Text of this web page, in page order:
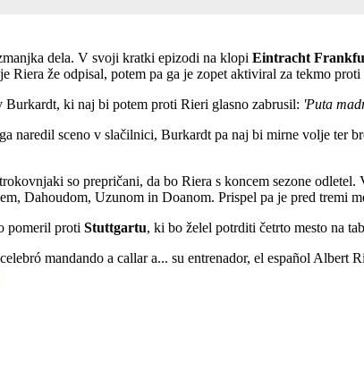
dela. V svoji kratki epizodi na klopi Eintracht
Riera že odpisal, potem pa ga je zopet aktiviral za tekmo
ki naj bi potem proti Rieri glasno zabrusil: 'Puta
naredil sceno v slačilnici, Burkardt pa naj bi mirne volje ter
so prepričani, da bo Riera s koncem sezone
Dahoudom, Uzunom in Doanom. Prispel pa je pred tremi
pomeril proti Stuttgartu, ki bo želel potrditi četrto mesto na
mandando a callar a... su entrenador, el español Albert